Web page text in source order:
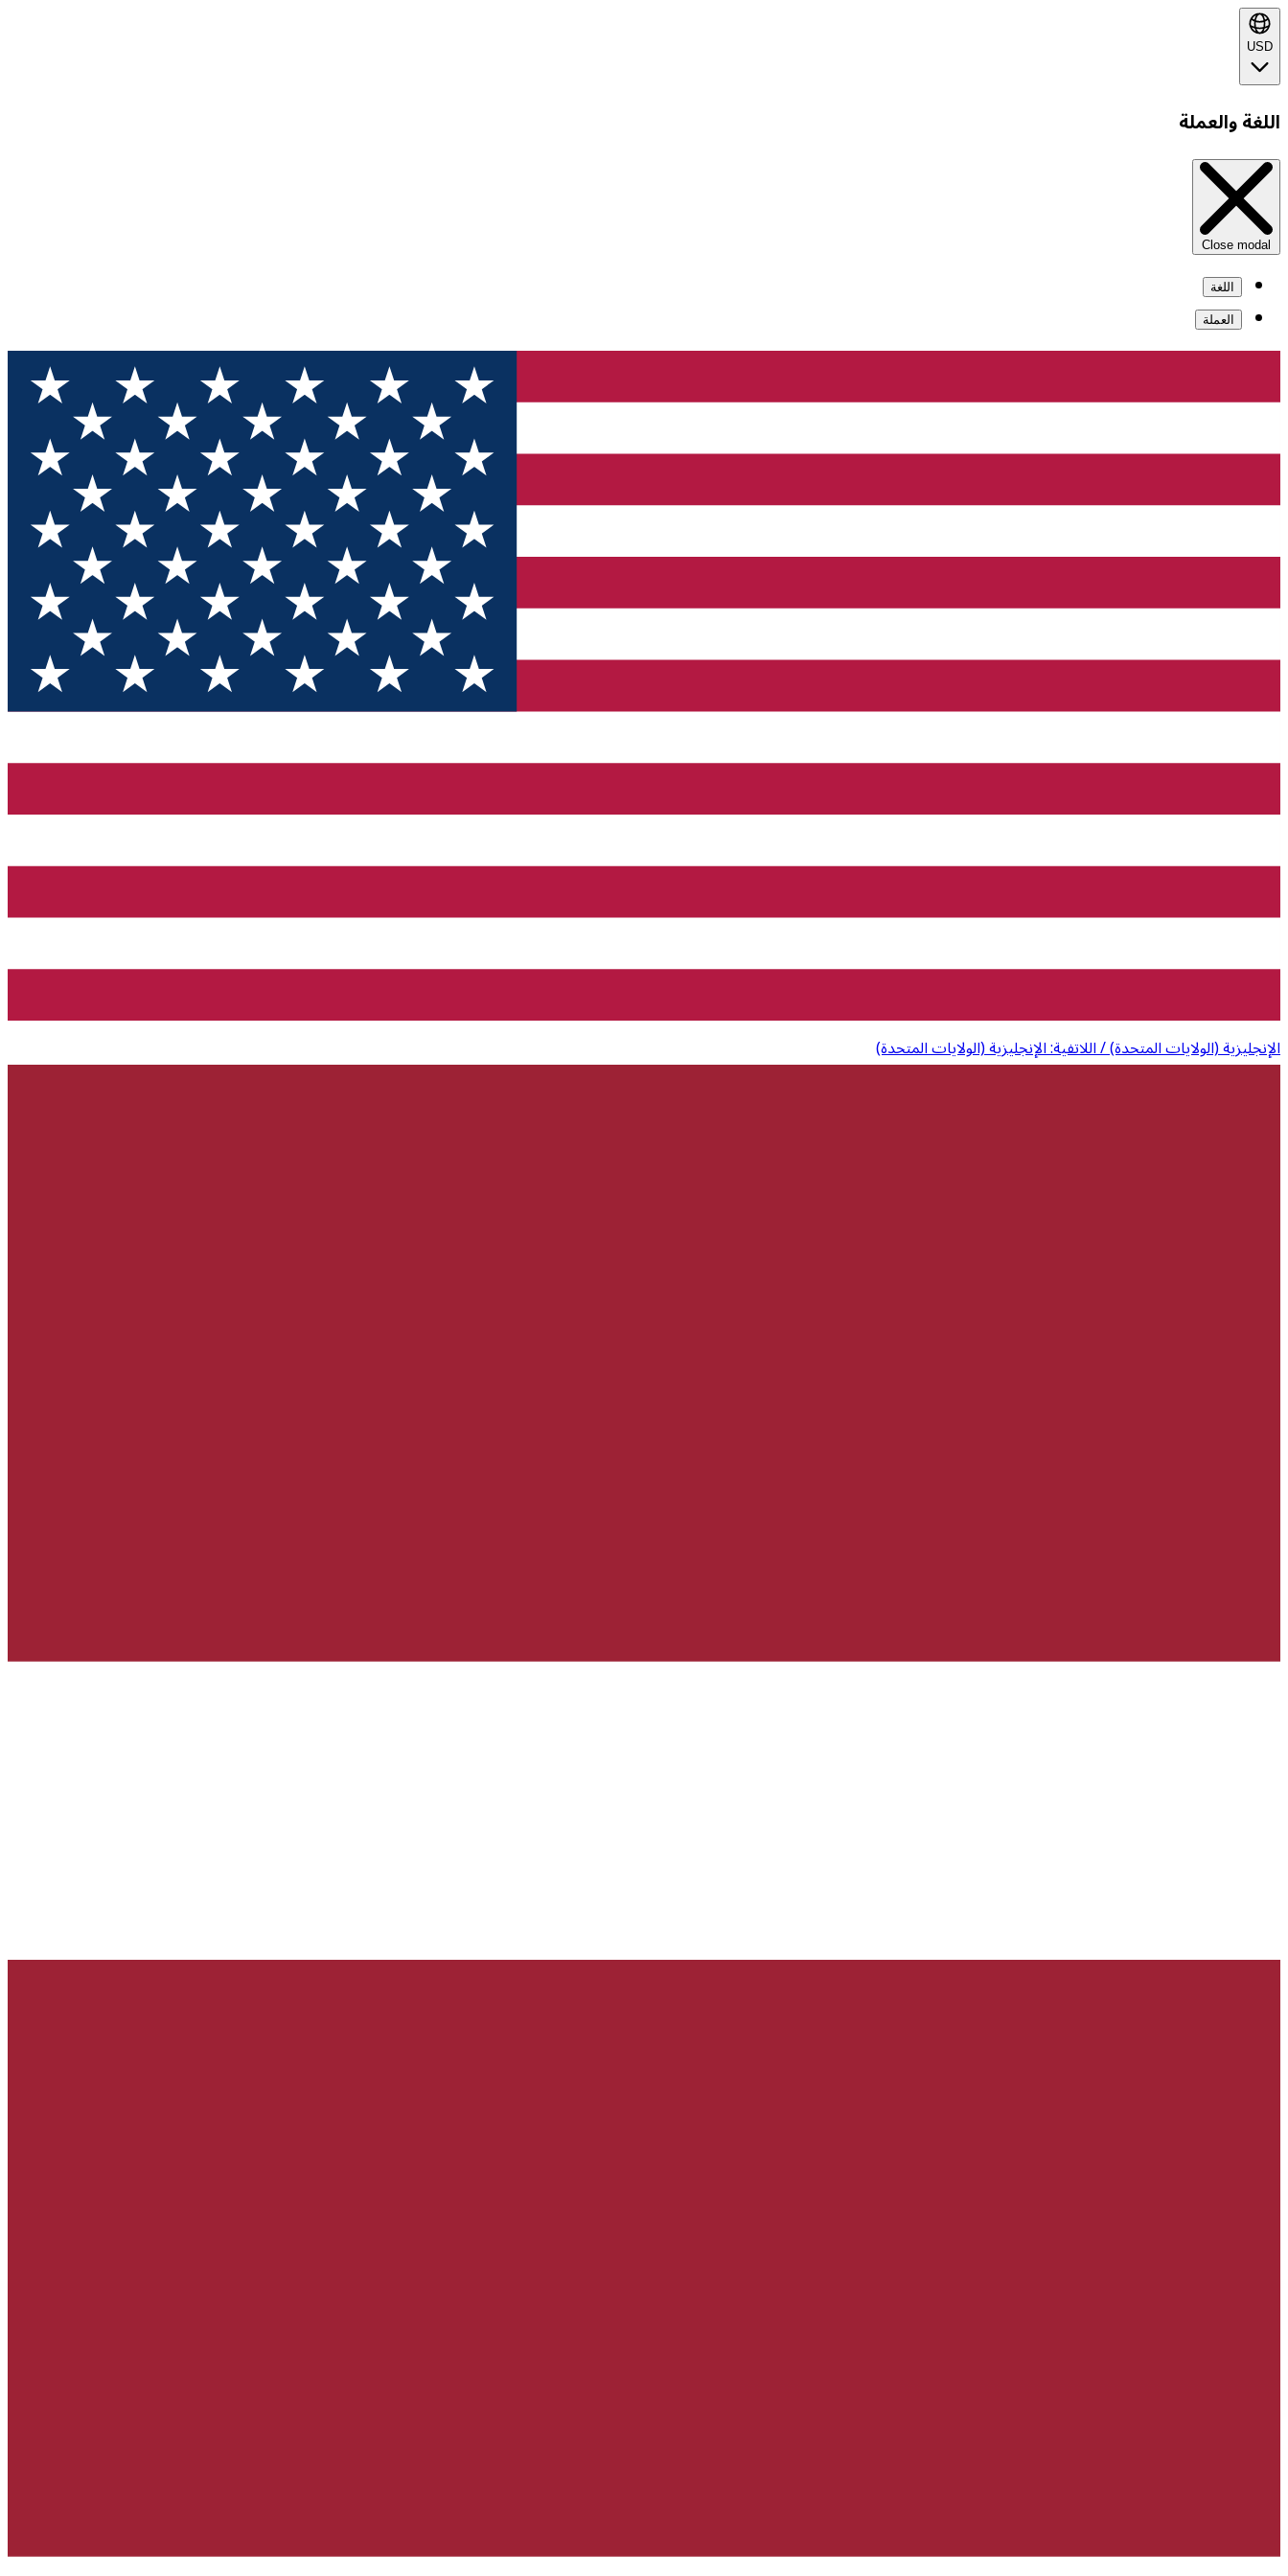
USD
اللغة والعملة
Close modal
اللغة
العملة
الإنجليزية (الولايات المتحدة) / اللاتفية: الإنجليزية (الولايات المتحدة)